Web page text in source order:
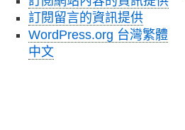
訂閱留言的資訊提供
WordPress.org 台灣繁體
中文